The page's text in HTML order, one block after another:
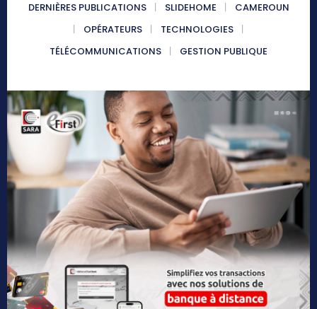
DERNIÈRES PUBLICATIONS SLIDEHOME
CAMEROUN
OPÉRATEURS
TECHNOLOGIES
TÉLÉCOMMUNICATIONS
GESTION PUBLIQUE